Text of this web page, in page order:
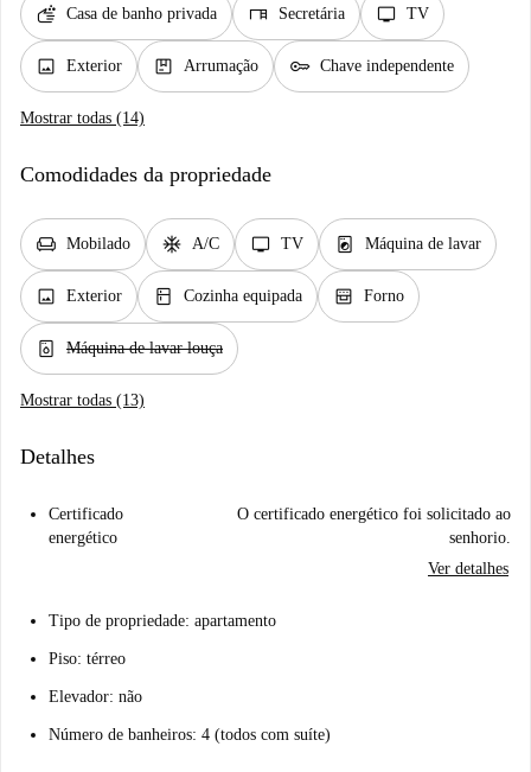
soap Casa de banho privada desk Secretária tv TV
image Exterior package Arrumação key Chave independente
Mostrar todas (14)
Comodidades da propriedade
chair Mobilado ac_unit A/C tv TV local_laundry_service Máquina de lavar
image Exterior kitchen Cozinha equipada oven_gen Forno
dishwasher_gen Máquina de lavar louça
Mostrar todas (13)
Detalhes
Certificado
energético
O certificado energético foi solicitado ao
senhorio.
Ver detalhes
Tipo de propriedade: apartamento
Piso: térreo
Elevador: não
Número de banheiros: 4 (todos com suíte)